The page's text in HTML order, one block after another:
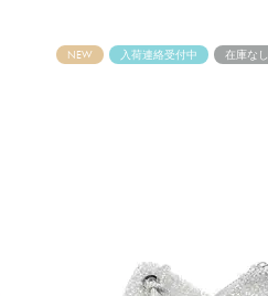
NEW 入荷連絡受付中 在庫なし